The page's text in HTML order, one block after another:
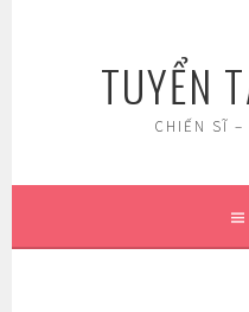
TUYỂN
CHIẾN SĨ